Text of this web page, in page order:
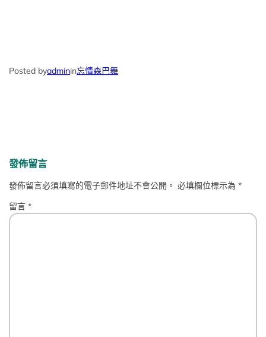
Posted byadminin忘情森巴舞
發佈留言
發佈留言必須填寫的電子郵件地址不會公開。 必填欄位標示為*
留言*